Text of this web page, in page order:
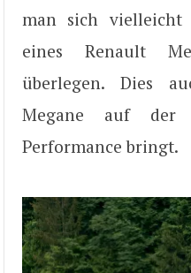
man sich vielleicht
eines Renault
überlegen. Dies
Megane auf der
Performance bringt.